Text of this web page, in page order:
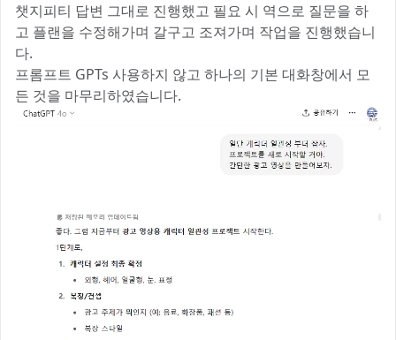
챗지피티 답변 그대로 진행했고 필요 시 역으로 질문을 하
고 플랜을 수정해가며 갈구고 조져가며 작업을 진행했습니
다.
프롬프트 GPTs 사용하지 않고 하나의 기본 대화창에서 모
든 것을 마무리하였습니다.